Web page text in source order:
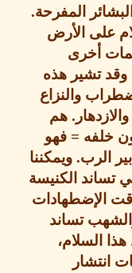
.
الأرض
هذه
.هم
=فهو
.
ويمكننا
الكنيسة